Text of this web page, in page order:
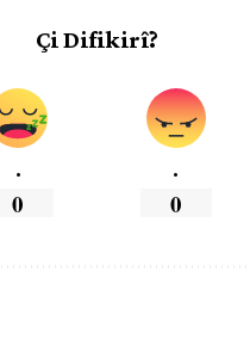
Çi Difikirî?
.
0
.
0